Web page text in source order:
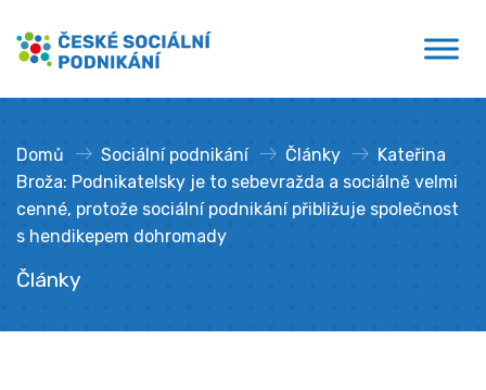
obsahu
České sociální podnikání
Domů » Sociální podnikání » Články »
Kateřina
Broža: Podnikatelsky je to sebevražda a sociálně velmi
cenné, protože sociální podnikání přibližuje společnost
s hendikepem dohromady
Články